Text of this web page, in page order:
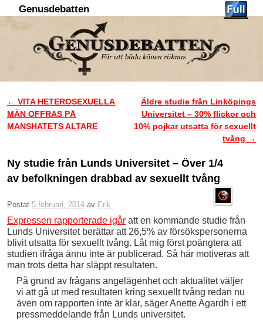
Genusdebatten
Inläggsnavigering
← VITA HETEROSEXUELLA
MÄN OFFRAS PÅ
MANSHATETS ALTARE
Äldre studie från Linköpings
Universitet – 30% flickor och
10% pojkar utsatta för sexuellt
tvång →
Ny studie från Lunds Universitet – Över 1/4
av befolkningen drabbad av sexuellt tvång
Postat 5 februari, 2014 av Erik
Expressen rapporterade igår att en kommande studie från
Lunds Universitet berättar att 26,5% av försökspersonerna
blivit utsatta för sexuellt tvång. Låt mig först poängtera att
studien ifråga ännu inte är publicerad. Så här motiveras att
man trots detta har släppt resultaten.
På grund av frågans angelägenhet och aktualitet väljer
vi att gå ut med resultaten kring sexuellt tvång redan nu
även om rapporten inte är klar, säger Anette Agardh i ett
pressmeddelande från Lunds universitet.